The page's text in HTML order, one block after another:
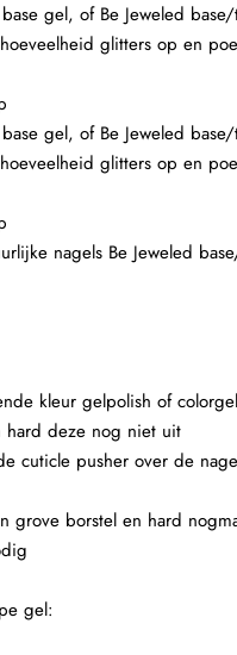
gel, of Be Jeweled
glitters op en
gel, of Be Jeweled
glitters op en
nagels Be Jeweled
kleur gelpolish of
hard deze nog niet uit
cuticle pusher over de
grove borstel en hard
gel: